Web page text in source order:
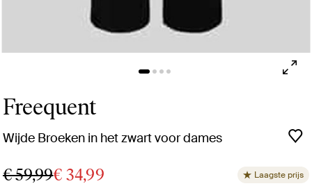
Freequent
Wijde Broeken in het zwart voor dames
€ 59,99€ 34,99 Laagste prijs